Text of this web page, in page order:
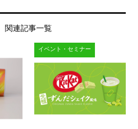
関連記事一覧
イベント・セミナー